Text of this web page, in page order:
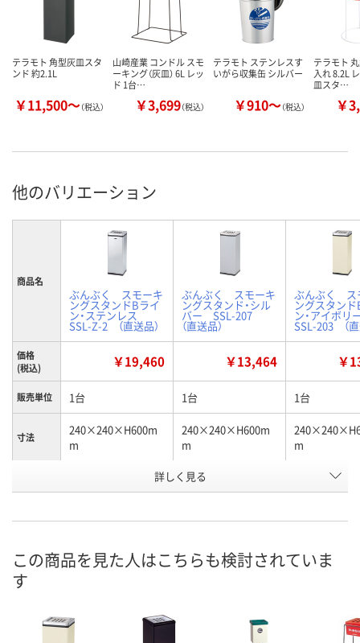
テラモト 角型灰皿スタ
ンド 約2.1L
￥11,500～（税込）
山崎産業 コンドル スモ
ーキング（灰皿） 6L レッ
ド 1台…
￥3,699（税込）
テラモト ステンレスす
いがら収集缶 シルバー
￥910～（税込）
テラモト
入れ 8.2L
皿スタ…
￥
他のバリエーション
商品名
ぶんぶく スモーキ
ングスタンドBライ
ン・ステンレス
SSL-Z-2 （直送品）
ぶんぶく スモーキ
ングスタンド・シル
バー SSL-207
（直送品）
ぶんぶく ス
ングスタンド
ン・アイボ
SSL-203 （直
価格
(税込)
￥19,460 ￥13,464 ￥
販売単位 1台 1台 1台
寸法
240×240×H600m
m
240×240×H600m
m
m
シルバー系 ベージュ系
号
K189405 K189372 K189370
在庫
お届け日 8月26日（水）まで 8月26日（水）まで 8月26日（水）
詳しく見る
この商品を見た人はこちらも検討されていま
す